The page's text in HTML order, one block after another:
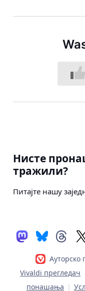
Нисте
тражили?
Питајте нашу
Ауторско
Vivaldi прегледач
понашања |